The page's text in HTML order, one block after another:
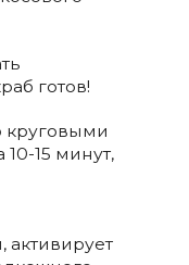
готов!
круговыми
15 минут,